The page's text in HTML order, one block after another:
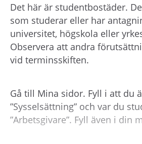
Det här är studentbostäder.
som studerar eller har
universitet, högskola eller
Observera att andra
vid terminsskiften.
Gå till Mina sidor. Fyll i att du
”Sysselsättning” och var du
”Arbetsgivare”. Fyll även i din